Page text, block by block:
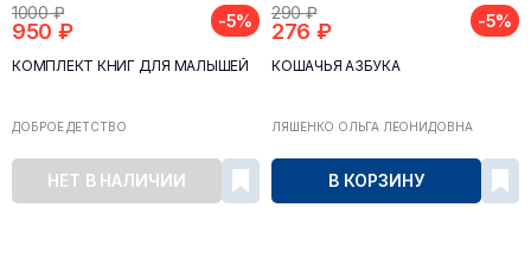
1000 ₽
950 ₽ -5%
КОМПЛЕКТ КНИГ ДЛЯ МАЛЫШЕЙ
ДОБРОЕ ДЕТСТВО
НЕТ В НАЛИЧИИ
290 ₽
276 ₽ -5%
КОШАЧЬЯ АЗБУКА
ЛЯШЕНКО ОЛЬГА ЛЕОНИДОВНА
В КОРЗИНУ